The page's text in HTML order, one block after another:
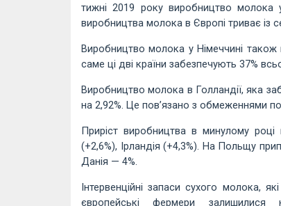
тижні 2019 року виробництво молока
виробництва молока в Європі триває із
Виробництво молока у Німеччині також
саме ці дві країни забезпечують 37%
Виробництво молока в Голландії, яка
на 2,92%. Це пов’язано з обмеженнями
Приріст виробництва в минулому
(+2,6%), Ірландія (+4,3%). На Польщу
Данія — 4%.
Інтервенційні запаси сухого молока,
європейські фермери